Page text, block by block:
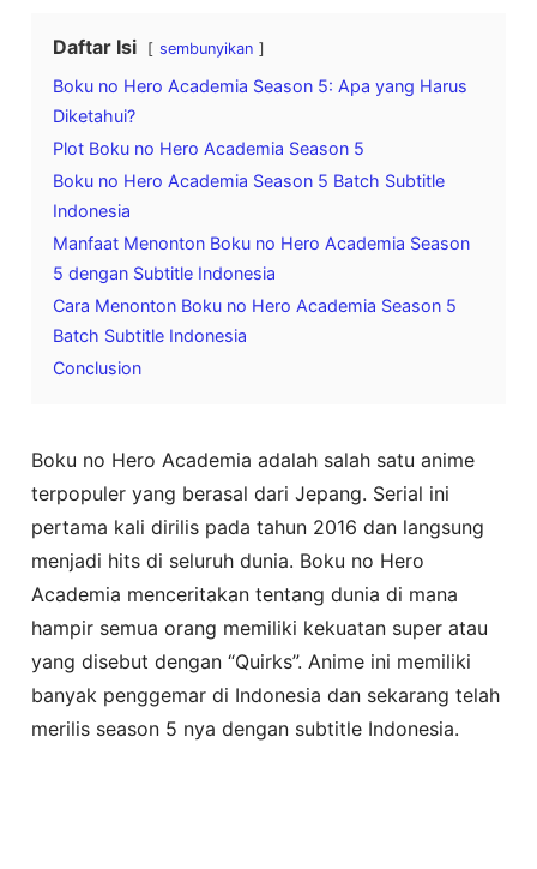
Daftar Isi sembunyikan
Boku no Hero Academia Season 5: Apa yang Harus
Diketahui?
Plot Boku no Hero Academia Season 5
Boku no Hero Academia Season 5 Batch Subtitle
Indonesia
Manfaat Menonton Boku no Hero Academia Season
5 dengan Subtitle Indonesia
Cara Menonton Boku no Hero Academia Season 5
Batch Subtitle Indonesia
Conclusion
Boku no Hero Academia adalah salah satu anime
terpopuler yang berasal dari Jepang. Serial ini
pertama kali dirilis pada tahun 2016 dan langsung
menjadi hits di seluruh dunia. Boku no Hero
Academia menceritakan tentang dunia di mana
hampir semua orang memiliki kekuatan super atau
yang disebut dengan “Quirks”. Anime ini memiliki
banyak penggemar di Indonesia dan sekarang telah
merilis season 5 nya dengan subtitle Indonesia.